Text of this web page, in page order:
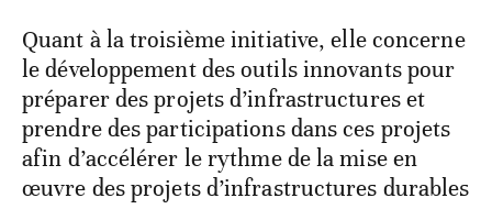
Quant à la troisième initiative, elle concerne
le développement des outils innovants pour
préparer des projets d’infrastructures et
prendre des participations dans ces projets
afin d’accélérer le rythme de la mise en
œuvre des projets d’infrastructures durables